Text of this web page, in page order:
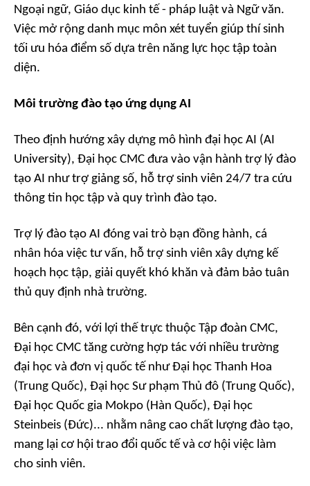
Ngoại ngữ, Giáo dục kinh tế - pháp luật và Ngữ văn.
Việc mở rộng danh mục môn xét tuyển giúp thí sinh
tối ưu hóa điểm số dựa trên năng lực học tập toàn
diện.
Môi trường đào tạo ứng dụng AI
Theo định hướng xây dựng mô hình đại học AI (AI
University), Đại học CMC đưa vào vận hành trợ lý đào
tạo AI như trợ giảng số, hỗ trợ sinh viên 24/7 tra cứu
thông tin học tập và quy trình đào tạo.
Trợ lý đào tạo AI đóng vai trò bạn đồng hành, cá
nhân hóa việc tư vấn, hỗ trợ sinh viên xây dựng kế
hoạch học tập, giải quyết khó khăn và đảm bảo tuân
thủ quy định nhà trường.
Bên cạnh đó, với lợi thế trực thuộc Tập đoàn CMC,
Đại học CMC tăng cường hợp tác với nhiều trường
đại học và đơn vị quốc tế như Đại học Thanh Hoa
(Trung Quốc), Đại học Sư phạm Thủ đô (Trung Quốc),
Đại học Quốc gia Mokpo (Hàn Quốc), Đại học
Steinbeis (Đức)... nhằm nâng cao chất lượng đào tạo,
mang lại cơ hội trao đổi quốc tế và cơ hội việc làm
cho sinh viên.